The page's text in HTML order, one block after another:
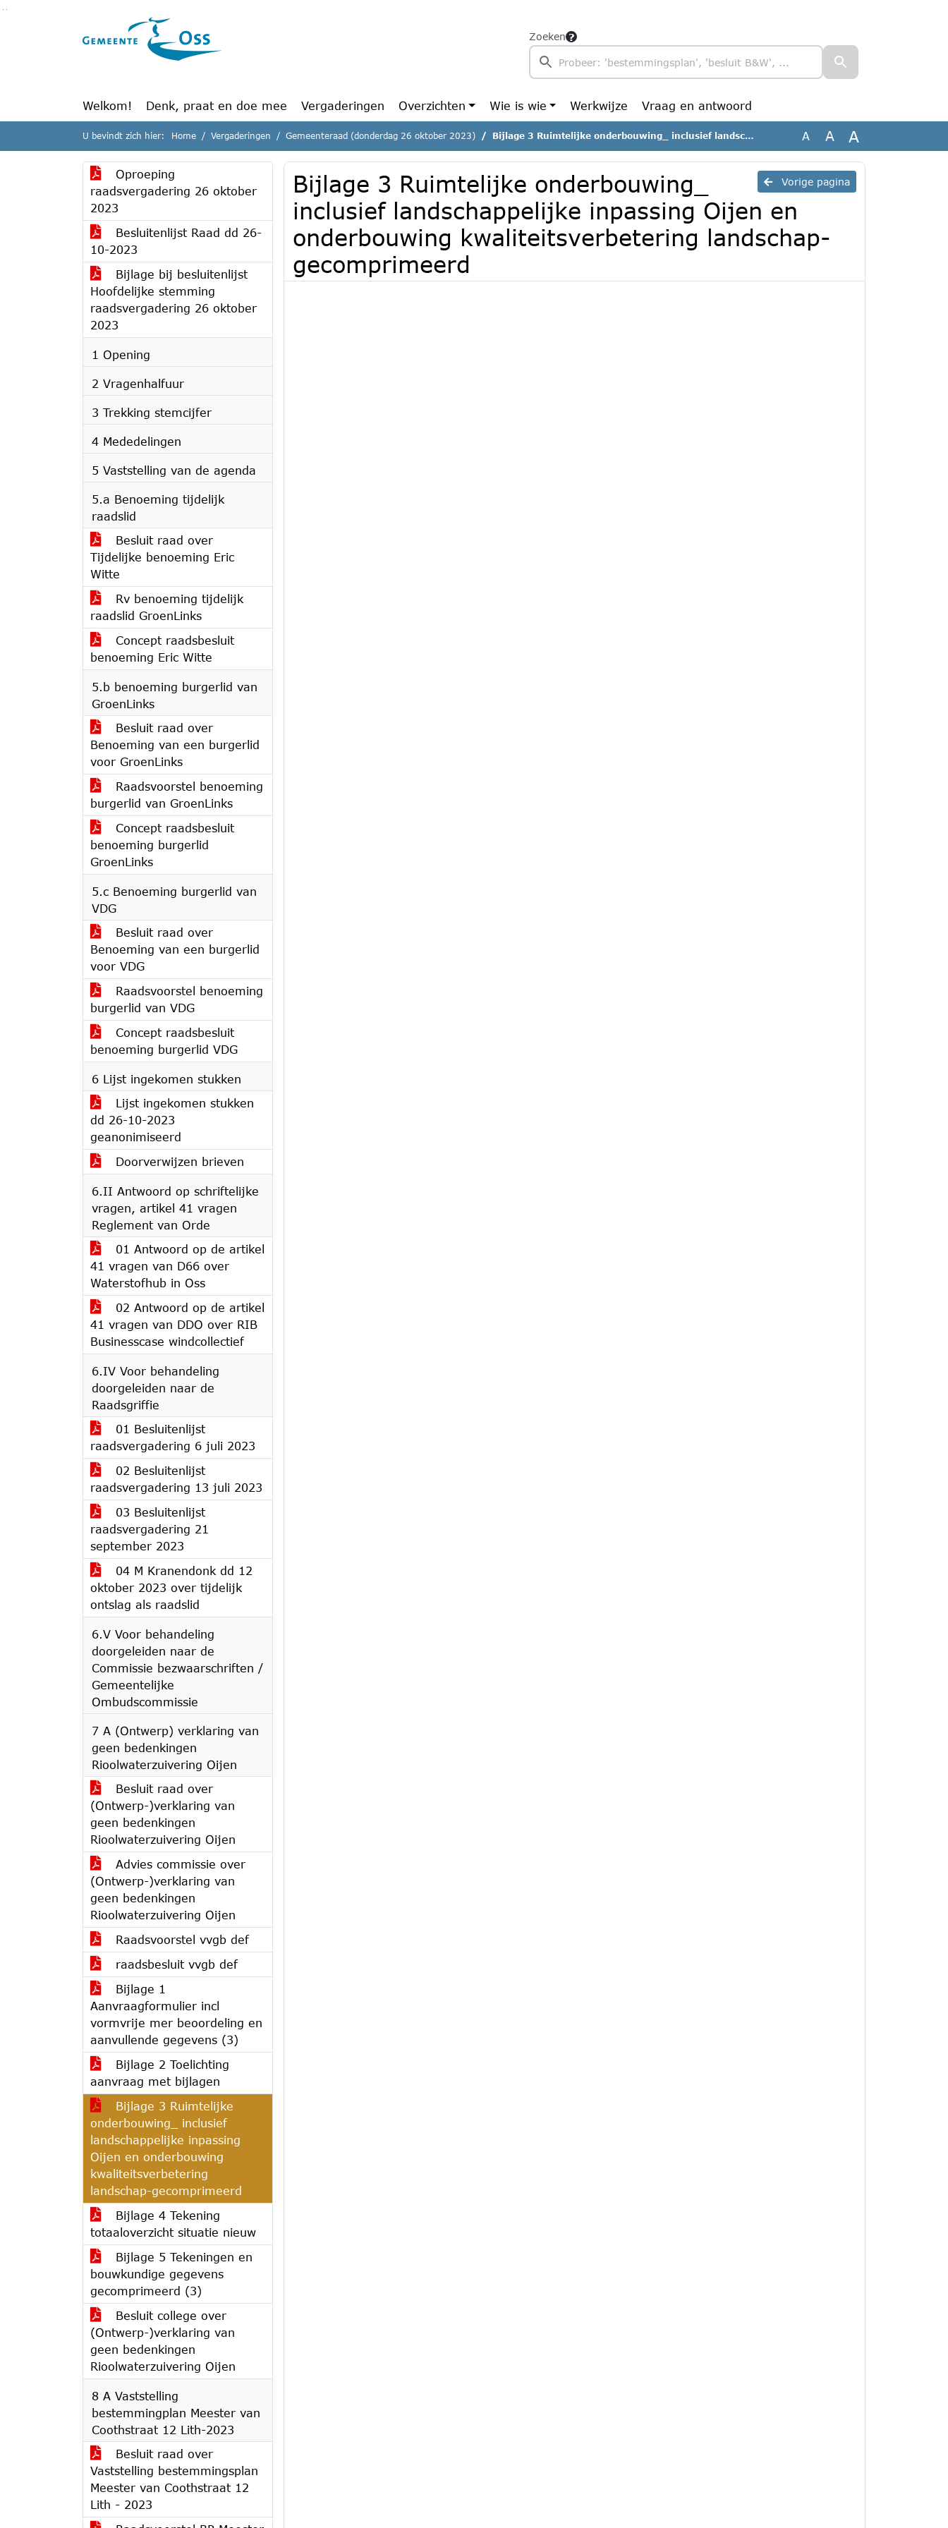
Ga naar de inhoud van deze pagina
Zoeken
Welkom! Denk, praat en doe mee Vergaderingen Overzichten Wie is wie Werkwijze Vraag en antwoord
U bevindt zich hier: Home Vergaderingen Gemeenteraad (donderdag 26 oktober 2023) Bijlage 3 Ruimtelijke onderbouwing_ inclusief landschappelijke inpassing Oijen en onderbouwing kwaliteitsverbetering landschap-gecomprimeerd A A A
Oproeping
raadsvergadering 26 oktober
2023
Besluitenlijst Raad dd 26-
10-2023
Bijlage bij besluitenlijst
Hoofdelijke stemming
raadsvergadering 26 oktober
2023
1 Opening
2 Vragenhalfuur
3 Trekking stemcijfer
4 Mededelingen
5 Vaststelling van de agenda
5.a Benoeming tijdelijk
raadslid
Besluit raad over
Tijdelijke benoeming Eric
Witte
Rv benoeming tijdelijk
raadslid GroenLinks
Concept raadsbesluit
benoeming Eric Witte
5.b benoeming burgerlid van
GroenLinks
Besluit raad over
Benoeming van een burgerlid
voor GroenLinks
Raadsvoorstel benoeming
burgerlid van GroenLinks
Concept raadsbesluit
benoeming burgerlid
GroenLinks
5.c Benoeming burgerlid van
VDG
Besluit raad over
Benoeming van een burgerlid
voor VDG
Raadsvoorstel benoeming
burgerlid van VDG
Concept raadsbesluit
benoeming burgerlid VDG
6 Lijst ingekomen stukken
Lijst ingekomen stukken
dd 26-10-2023
geanonimiseerd
Doorverwijzen brieven
6.II Antwoord op schriftelijke
vragen, artikel 41 vragen
Reglement van Orde
01 Antwoord op de artikel
41 vragen van D66 over
Waterstofhub in Oss
02 Antwoord op de artikel
41 vragen van DDO over RIB
Businesscase windcollectief
6.IV Voor behandeling
doorgeleiden naar de
Raadsgriffie
01 Besluitenlijst
raadsvergadering 6 juli 2023
02 Besluitenlijst
raadsvergadering 13 juli 2023
03 Besluitenlijst
raadsvergadering 21
september 2023
04 M Kranendonk dd 12
oktober 2023 over tijdelijk
ontslag als raadslid
6.V Voor behandeling
doorgeleiden naar de
Commissie bezwaarschriften /
Gemeentelijke
Ombudscommissie
7 A (Ontwerp) verklaring van
geen bedenkingen
Rioolwaterzuivering Oijen
Besluit raad over
(Ontwerp-)verklaring van
geen bedenkingen
Rioolwaterzuivering Oijen
Advies commissie over
(Ontwerp-)verklaring van
geen bedenkingen
Rioolwaterzuivering Oijen
Raadsvoorstel vvgb def
raadsbesluit vvgb def
Bijlage 1
Aanvraagformulier incl
vormvrije mer beoordeling en
aanvullende gegevens (3)
Bijlage 2 Toelichting
aanvraag met bijlagen
Bijlage 3 Ruimtelijke
onderbouwing_ inclusief
landschappelijke inpassing
Oijen en onderbouwing
kwaliteitsverbetering
landschap-gecomprimeerd
Bijlage 4 Tekening
totaaloverzicht situatie nieuw
Bijlage 5 Tekeningen en
bouwkundige gegevens
gecomprimeerd (3)
Besluit college over
(Ontwerp-)verklaring van
geen bedenkingen
Rioolwaterzuivering Oijen
8 A Vaststelling
bestemmingplan Meester van
Coothstraat 12 Lith-2023
Besluit raad over
Vaststelling bestemmingsplan
Meester van Coothstraat 12
Lith - 2023
Vorige pagina
Bijlage 3 Ruimtelijke onderbouwing_
inclusief landschappelijke inpassing Oijen en
onderbouwing kwaliteitsverbetering landschap-
gecomprimeerd